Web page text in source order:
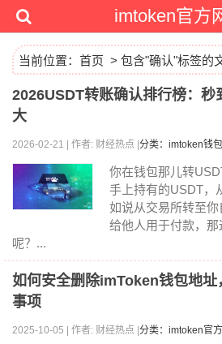
imtoken官方
当前位置： 首页 > 包含"确认"标签的
2026USDT转账确认排行榜：秒
大
2026-02-21 | 作者: 财经热点 | 分类：imtoken钱
你在钱包那儿转
手上持有的USDT，
如说从交易所转至
给他人用于付款，那
呢？...
如何安全删除imToken钱包地址
事项
2025-10-05 | 作者: 财经热点 | 分类：imtoken官